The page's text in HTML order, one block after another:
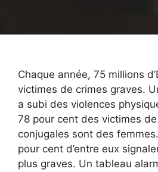
Chaque année, 75 millions
victimes de crimes graves.
a subi des violences
78 pour cent des victimes
conjugales sont des
pour cent d’entre eux
plus graves. Un tableau